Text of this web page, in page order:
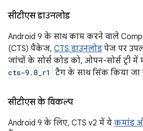
सीटीएस डाउनलोड
Android 9 के साथ काम करने वाले
(CTS) पैकेज, CTS डाउनलोड पेज पर
जांचों के सोर्स कोड को, ओपन-सोर्स ट्री में
cts-9.0_r1
टैग के साथ सिंक किया जा
सीटीएस के विकल्प
Android 9 के लिए, CTS v2 में ये कमांड